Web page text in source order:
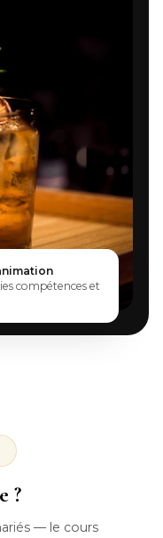
compétences et
?
— le cours